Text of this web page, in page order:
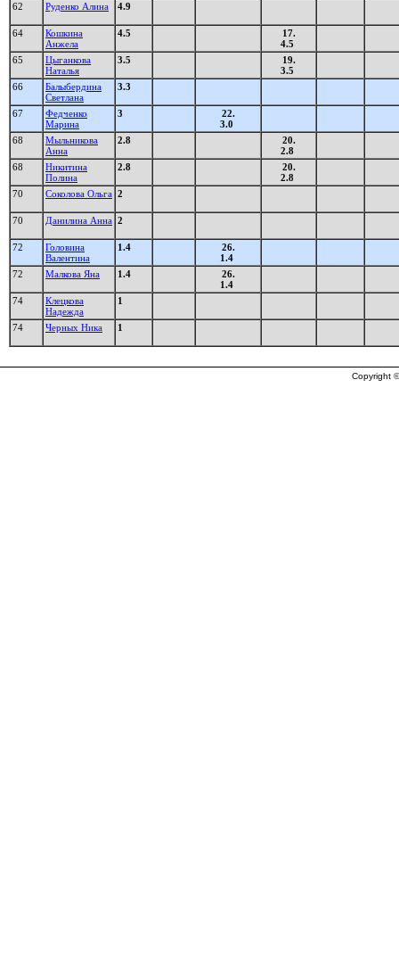
62
Руденко Алина 4.9
64
Кошкина
Анжела
4.5
17.
4.5
65
Цыганкова
Наталья
3.5
19.
3.5
66
Балыбердина
Светлана
3.3
67
Федченко
Марина
3
22.
3.0
68
Мыльникова
Анна
2.8
20.
2.8
68
Никитина
Полина
2.8
20.
2.8
70
Соколова Ольга 2
70 Данилина Анна 2
72
Головина
Валентина
1.4
26.
1.4
72
Малкова Яна 1.4
26.
1.4
74
Клецкова
Надежда
1
74 Черных Ника 1
Copyright